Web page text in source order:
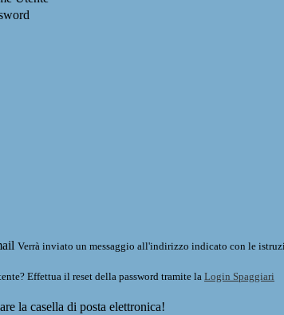
Verrà inviato un messaggio all'indirizzo indicato con le
Effettua il reset della password tramite la Login Spaggiari
la casella di posta elettronica!